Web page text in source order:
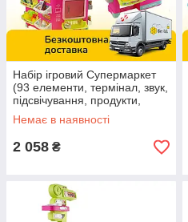
Набір ігровий Супермаркет
(93 елементи, термінал, звук,
підсвічування, продукти,
сканер, ваги, кошик) 922-201
Немає в наявності
2 058 ₴